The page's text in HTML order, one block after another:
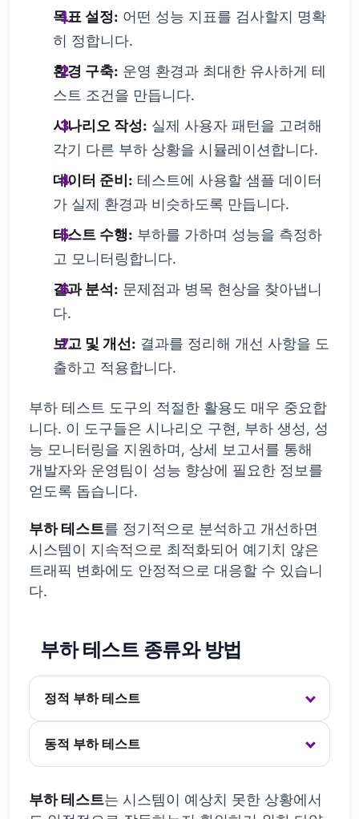
목표 설정: 어떤 성능 지표를 검사할지 명확
히 정합니다.
환경 구축: 운영 환경과 최대한 유사하게 테
스트 조건을 만듭니다.
시나리오 작성: 실제 사용자 패턴을 고려해
각기 다른 부하 상황을 시뮬레이션합니다.
데이터 준비: 테스트에 사용할 샘플 데이터
가 실제 환경과 비슷하도록 만듭니다.
테스트 수행: 부하를 가하며 성능을 측정하
고 모니터링합니다.
결과 분석: 문제점과 병목 현상을 찾아냅니
다.
보고 및 개선: 결과를 정리해 개선 사항을 도
출하고 적용합니다.
부하 테스트 도구의 적절한 활용도 매우 중요합
니다. 이 도구들은 시나리오 구현, 부하 생성, 성
능 모니터링을 지원하며, 상세 보고서를 통해
개발자와 운영팀이 성능 향상에 필요한 정보를
얻도록 돕습니다.
부하 테스트를 정기적으로 분석하고 개선하면
시스템이 지속적으로 최적화되어 예기치 않은
트래픽 변화에도 안정적으로 대응할 수 있습니
다.
부하 테스트 종류와 방법
정적 부하 테스트
동적 부하 테스트
부하 테스트는 시스템이 예상치 못한 상황에서